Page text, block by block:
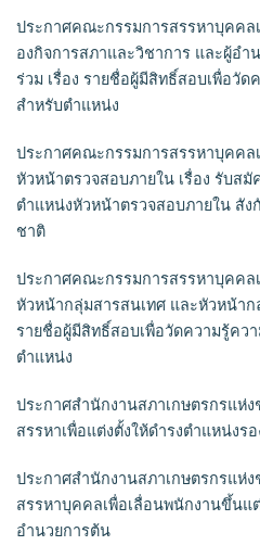
ประกาศคณะกรรมการสรรหาบุคคล
องกิจการสภาและวิชาการ และผู้อำ
ร่วม เรื่อง รายชื่อผู้มีสิทธิ์สอบเพื่อวัด
สำหรับตำแหน่ง
ประกาศคณะกรรมการสรรหาบุคคล
หัวหน้าตรวจสอบภายใน เรื่อง รับสมั
ตำแหน่งหัวหน้าตรวจสอบภายใน สัง
ชาติ
ประกาศคณะกรรมการสรรหาบุคคล
หัวหน้ากลุ่มสารสนเทศ และหัวหน้าก
รายชื่อผู้มีสิทธิ์สอบเพื่อวัดความรู้คว
ตำแหน่ง
ประกาศสำนักงานสภาเกษตรกรแห่ง
สรรหาเพื่อแต่งตั้งให้ดำรงตำแหน่งร
ประกาศสำนักงานสภาเกษตรกรแห่ง
สรรหาบุคคลเพื่อเลื่อนพนักงานขึ้นแ
อำนวยการต้น